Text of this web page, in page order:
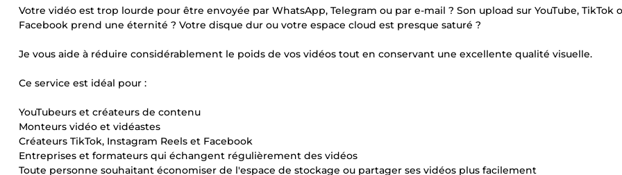
Votre vidéo est trop lourde pour être envoyée par WhatsApp, Telegram ou par e-mail ? Son upload sur YouTube, TikTok
Facebook prend une éternité ? Votre disque dur ou votre espace cloud est presque saturé ?
Je vous aide à réduire considérablement le poids de vos vidéos tout en conservant une excellente qualité visuelle.
Ce service est idéal pour :
YouTubeurs et créateurs de contenu
Monteurs vidéo et vidéastes
Créateurs TikTok, Instagram Reels et Facebook
Entreprises et formateurs qui échangent régulièrement des vidéos
Toute personne souhaitant économiser de l'espace de stockage ou partager ses vidéos plus facilement